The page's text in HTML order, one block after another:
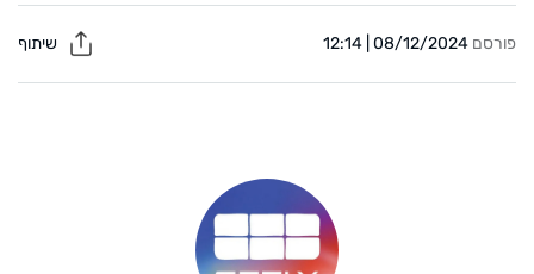
פורסם 08/12/2024 | 12:14